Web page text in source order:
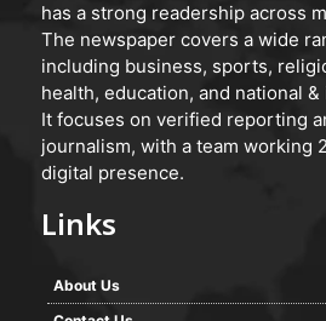
has a strong readership across
The newspaper covers a wide
including business, sports,
health, education, and national
It focuses on verified reporting
journalism, with a team working
digital presence.
Links
About Us